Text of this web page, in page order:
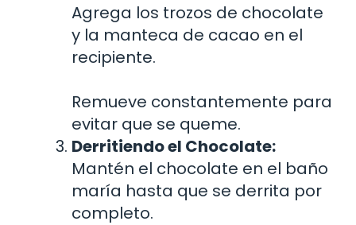
Agrega los trozos de chocolate
y la manteca de cacao en el
recipiente.
Remueve constantemente para
evitar que se queme.
Derritiendo el Chocolate:
Mantén el chocolate en el baño
maría hasta que se derrita por
completo.